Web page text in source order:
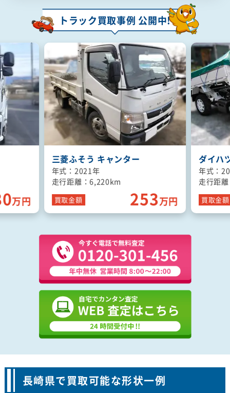
トラック買取事例 公開中!
万円
ダイハツ ハイゼットトラック
年式：2022年
走行距離：1,590km
買取金額 120万円
いすゞ
年式：
走行距
買取金額
長崎県で買取可能な形状一例